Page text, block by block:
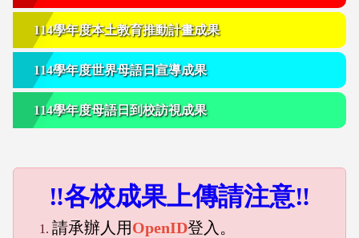
114學年度本土教育推動計畫成果
114學年度世界母語日宣導成果
114學年度母語日到校訪視成果
‼各校成果上傳請注意‼
請承辦人用OpenID登入。